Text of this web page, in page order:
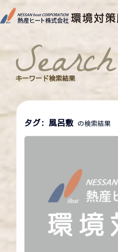
コ
ン
プ
search
キーワード検索結果
タグ: 風呂敷 の検索結果